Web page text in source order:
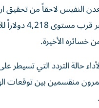
النفيس لاحقاً من تحقيق
محدود، ليستقر
الأخيرة.
حالة التردد التي تسيطر
منقسمين بين توقعات